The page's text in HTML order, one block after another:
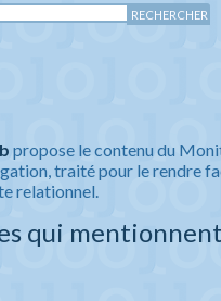
propose le contenu du
traité pour le rendre
relationnel.
qui